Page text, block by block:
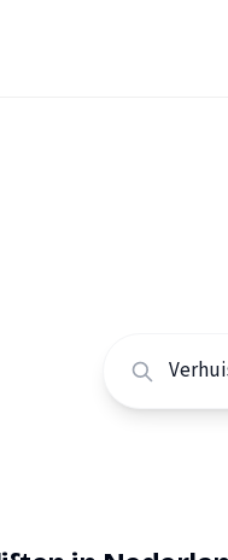
Loodgieter
Slotenmaker